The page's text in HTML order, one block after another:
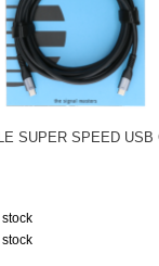
SUPER SPEED USB
stock
stock